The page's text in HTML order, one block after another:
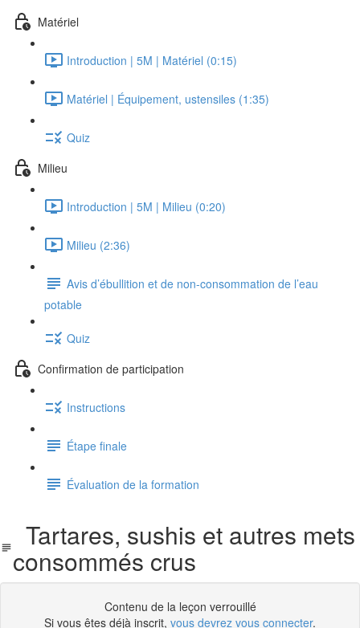
Matériel
Introduction | 5M | Matériel (0:15)
Matériel | Équipement, ustensiles (1:35)
Quiz
Milieu
Introduction | 5M | Milieu (0:20)
Milieu (2:36)
Avis d’ébullition et de non-consommation de l’eau
potable
Quiz
Confirmation de participation
Instructions
Étape finale
Évaluation de la formation
Tartares, sushis et autres mets
consommés crus
Contenu de la leçon verrouillé
Si vous êtes déjà inscrit, vous devrez vous connecter.